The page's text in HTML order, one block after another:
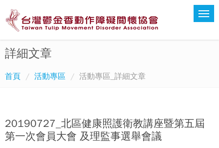
詳細文章
首頁 活動專區 活動專區_詳細文章
20190727_北區健康照護衛教講座暨第五屆
第一次會員大會 及理監事選舉會議